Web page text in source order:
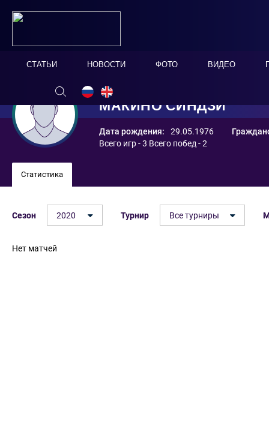
СТАТЬИ НОВОСТИ ФОТО ВИДЕО
МАКИНО СИНДЗИ
Дата рождения: 29.05.1976
Всего игр - 3 Всего побед - 2
Статистика
Сезон 2020 Турнир Все турниры
Нет матчей